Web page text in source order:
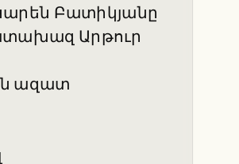
Բատիկյանը
Արթուր
ազատ